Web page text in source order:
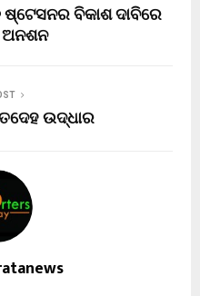
ବିକାଶ ଦାବିରେ
ଉଦ୍ଧାର